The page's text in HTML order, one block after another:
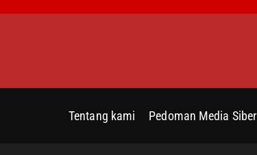
Tentang kami Pedoman Media Siber